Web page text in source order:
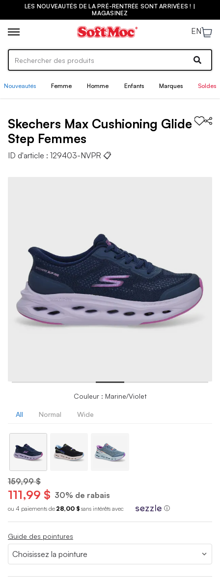
LES NOUVEAUTÉS DE LA PRÉ-RENTRÉE SONT ARRIVÉES ! |
MAGASINEZ
EN
Nouveautés Femme Homme Enfants Marques Soldes
Skechers Max Cushioning Glide
Step Femmes
ID d'article : 129403-NVPR 📋
Couleur : Marine/Violet
All Normal Wide
159,99 $
111,99 $ 30% de rabais
ou 4 paiements de 28,00 $ sans intérêts avec ⓘ
Guide des pointures